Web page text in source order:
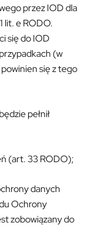
przez IOD dla
lit. e RODO.
się do IOD
(w
się z tego
pełnił
(art. 33 RODO);
danych
Ochrony
zobowiązany do